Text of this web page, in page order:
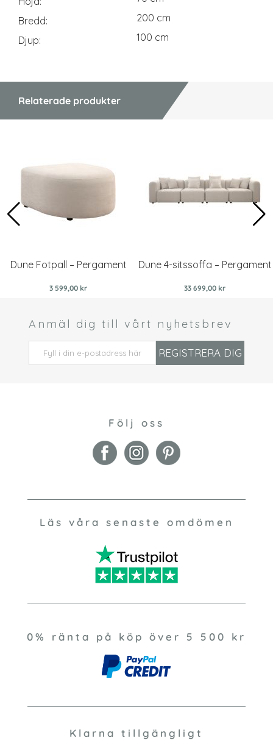
Bredd
200 cm
Djup
100 cm
Relaterade produkter
Dune Fotpall – Pergament
3 599,00 kr
Dune 4-sitssoffa – Pergament
33 699,00 kr
Anmäl dig till vårt nyhetsbrev
REGISTRERA DIG
Följ oss
Läs våra senaste omdömen
0% ränta på köp över 5 500 kr
Klarna tillgängligt